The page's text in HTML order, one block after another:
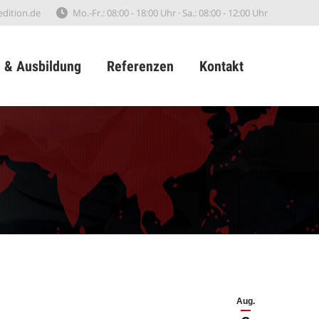
Mo.-Fr.: 08:00 - 18:00 Uhr · Sa.: 08:00 - 12:00 Uhr
& Ausbildung Referenzen Kontakt
Aug.